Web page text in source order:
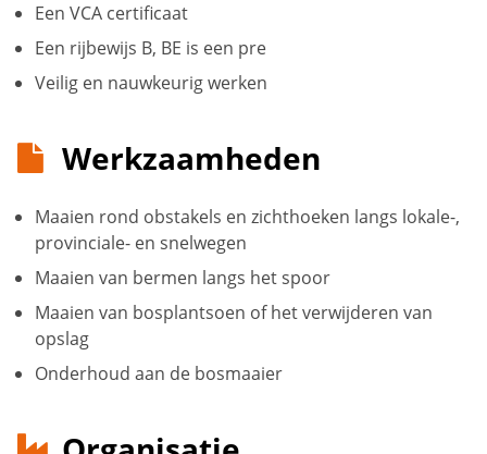
Een VCA certificaat
Een rijbewijs B, BE is een pre
Veilig en nauwkeurig werken
Werkzaamheden
Maaien rond obstakels en zichthoeken langs lokale-,
provinciale- en snelwegen
Maaien van bermen langs het spoor
Maaien van bosplantsoen of het verwijderen van
opslag
Onderhoud aan de bosmaaier